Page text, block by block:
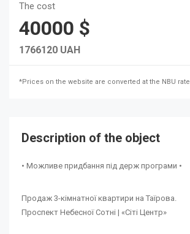
The cost
40000 $
1766120 UAH
*Prices on the website are converted at the NBU rate
Description of the object
• Можливе придбання під держ програми •
Продаж 3-кімнатної квартири на Таїрова.
Проспект Небесної Сотні | «Сіті Центр»